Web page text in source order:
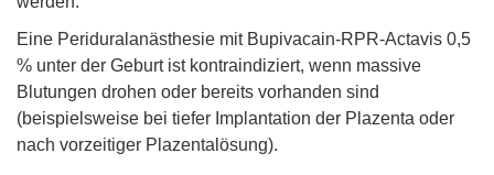
Eine Periduralanästhesie mit Bupivacain-RPR-Actavis 0,5
% unter der Geburt ist kontraindiziert, wenn massive
Blutungen drohen oder bereits vorhanden sind
(beispielsweise bei tiefer Implantation der Plazenta oder
nach vorzeitiger Plazentalösung).